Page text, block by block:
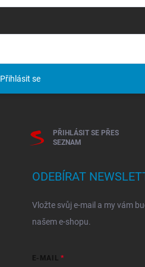
Přihlásit se
PŘIHLÁSIT SE PŘES
SEZNAM
ODEBÍRAT
Vložte svůj e-mail a my vám
našem e-shopu.
E-MAIL